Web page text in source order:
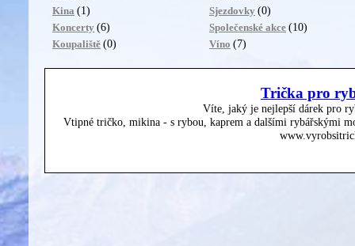
Kina (1)
Koncerty (6)
Koupaliště (0)
Sjezdovky (0)
Společenské akce (10)
Víno (7)
Trička pro
Víte, jaký je nejlepší dárek pro
Vtipné tričko, mikina - s rybou, kaprem a dalšími rybářskými